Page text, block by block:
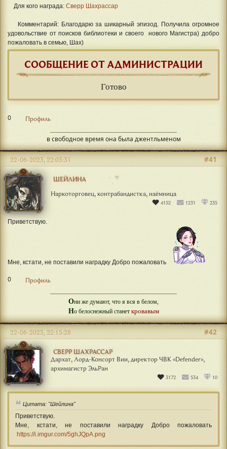
Для кого награда: Сверр Шахрассар
Комментарий: Благодарю за шикарный эпизод. Получила огромное
удовольствие от поисков библиотеки и своего нового Магистра) добро
пожаловать в семью, Шах)
СООБЩЕНИЕ ОТ АДМИНИСТРАЦИИ
Готово
0 Профиль
в свободное время она была джентльменом
ШЕЙЛИНА ☣
Наркоторговец, контрабандистка, наёмница
4152 1231 235
#41
22-06-2023, 22:03:31
Приветствую.
Мне, кстати, не поставили наградку Добро пожаловать
0 Профиль
Они же думают, что я вся в белом,
Но белоснежный станет кровавым
СВЕРР ШАХРАССАР
Дархат, Лорд-Консорт Вии, директор ЧВК «Defender»,
архимагистр ЭльРан
3172 534 10
#42
22-06-2023, 22:15:28
Цитата: "Шейлина"
Приветствую.
Мне, кстати, не поставили наградку Добро пожаловать
https://i.imgur.com/5ghJQpA.png